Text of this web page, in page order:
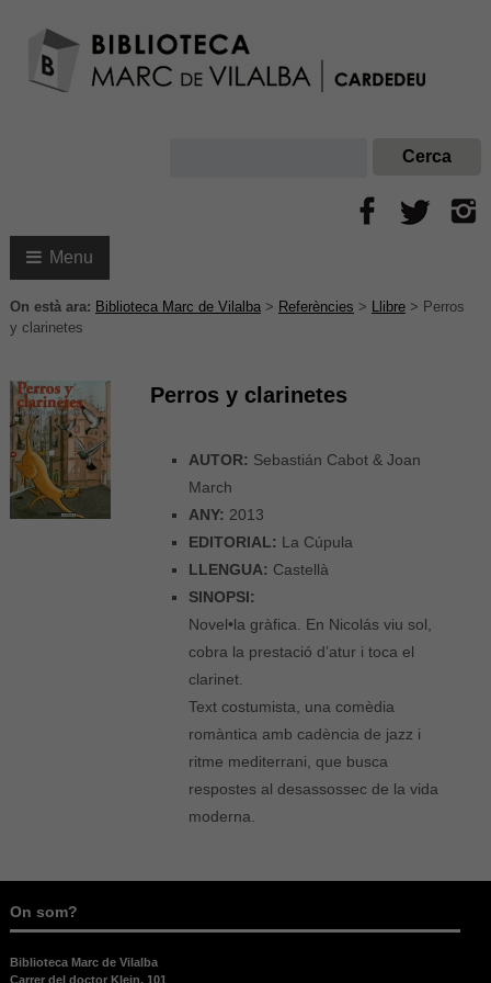
Menu
On està ara: Biblioteca Marc de Vilalba> Referències > Llibre> Perros
y clarinetes
Perros y clarinetes
AUTOR: Sebastián Cabot & Joan
March
ANY: 2013
EDITORIAL: La Cúpula
LLENGUA: Castellà
SINOPSI:
Novel•la gràfica. En Nicolás viu sol,
cobra la prestació d’atur i toca el
clarinet.
Text costumista, una comèdia
romàntica amb cadència de jazz i
ritme mediterrani, que busca
respostes al desassossec de la vida
moderna.
On som?
Biblioteca Marc de Vilalba
Carrer del doctor Klein, 101